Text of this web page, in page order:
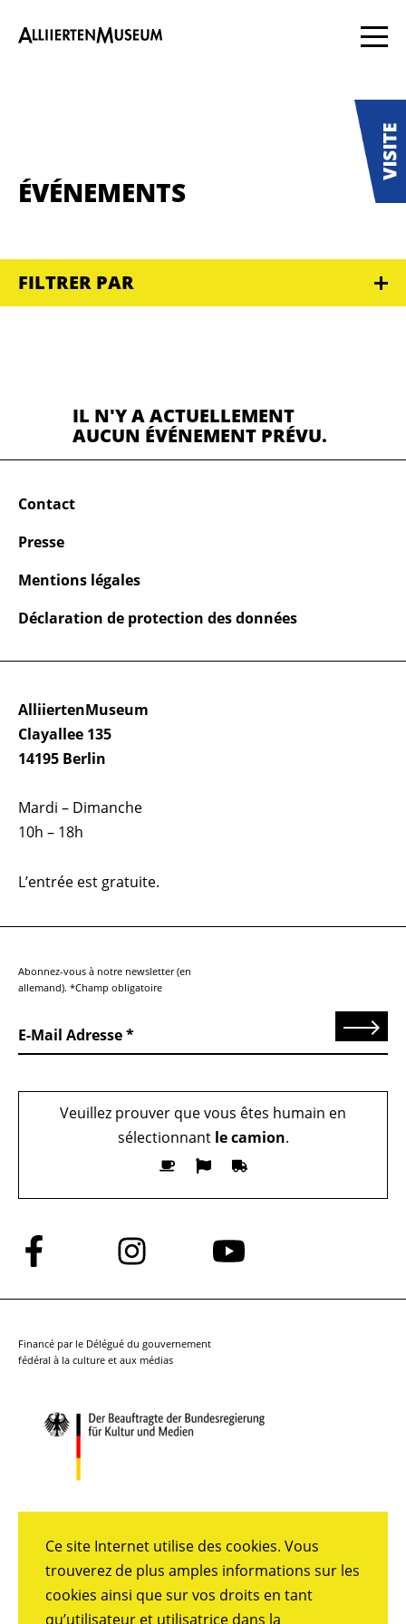
Ce site Internet utilise des cookies. Vous
trouverez de plus amples informations sur les
cookies ainsi que sur vos droits en tant
qu’utilisateur et utilisatrice dans la
ÉVÉNEMENTS
FILTRER PAR
IL N'Y A ACTUELLEMENT
AUCUN ÉVÉNEMENT PRÉVU.
AlliiertenMuseum
Clayallee 135
14195 Berlin
Mardi – Dimanche
10h – 18h
L’entrée est gratuite.
Contact
Presse
Mentions légales
Déclaration de protection des données
Abonnez-vous à notre newsletter (en
allemand). *Champ obligatoire
E-Mail Adresse Send
Veuillez prouver que vous êtes humain en
sélectionnantle camion.
Suivez-
nous
sur
Suivez-
nous
sur
Suivez-
sur
Financé par le Délégué du gouvernement
fédéral à la culture et aux médias